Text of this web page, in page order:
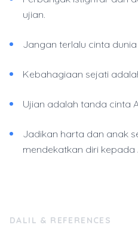
ujian.
Jangan terlalu cinta
Kebahagiaan sejati
Ujian adalah tanda cinta
Jadikan harta dan anak
mendekatkan diri kepada
DALIL & REFERENCES